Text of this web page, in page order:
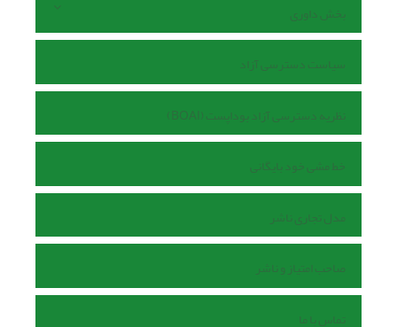
بخش داوری
سیاست دسترسی آزاد
نظریه دسترسی آزاد بوداپست (BOAI)
خط مشی خود بایگانی
مدل تجاری ناشر
صاحب امتیاز و ناشر
تماس با ما